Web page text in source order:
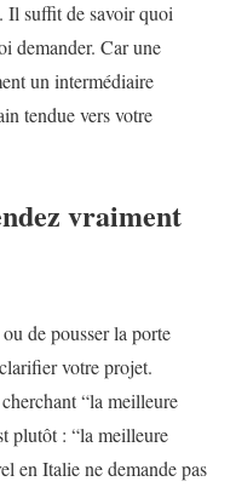
Il suffit de savoir quoi
demander. Car une
un intermédiaire
tendue vers votre
vraiment
de pousser la porte
votre projet.
“la meilleure
plutôt : “la meilleure
en Italie ne demande pas